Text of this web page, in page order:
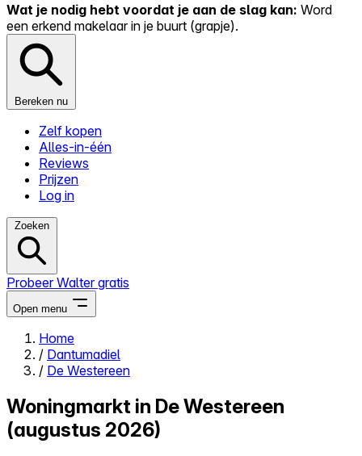
Wat je nodig hebt voordat je aan de slag kan: Word
een erkend makelaar in je buurt (grapje).
Bereken nu
Zelf kopen
Alles-in-één
Reviews
Prijzen
Log in
Zoeken
Probeer Walter gratis
Open menu
Close menu
Home
/ Dantumadiel
/ De Westereen
Woningmarkt in De Westereen
(augustus 2026)